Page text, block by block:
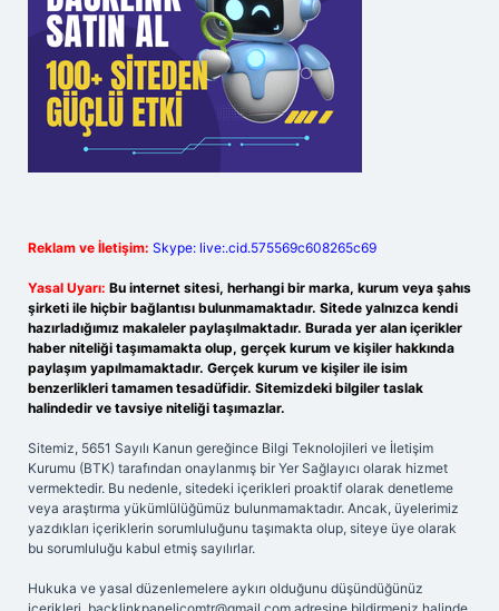
Reklam ve İletişim: Skype: live:.cid.575569c608265c69
Yasal Uyarı: Bu internet sitesi, herhangi bir marka, kurum veya şahıs
şirketi ile hiçbir bağlantısı bulunmamaktadır. Sitede yalnızca kendi
hazırladığımız makaleler paylaşılmaktadır. Burada yer alan içerikler
haber niteliği taşımamakta olup, gerçek kurum ve kişiler hakkında
paylaşım yapılmamaktadır. Gerçek kurum ve kişiler ile isim
benzerlikleri tamamen tesadüfidir. Sitemizdeki bilgiler taslak
halindedir ve tavsiye niteliği taşımazlar.
Sitemiz, 5651 Sayılı Kanun gereğince Bilgi Teknolojileri ve İletişim
Kurumu (BTK) tarafından onaylanmış bir Yer Sağlayıcı olarak hizmet
vermektedir. Bu nedenle, sitedeki içerikleri proaktif olarak denetleme
veya araştırma yükümlülüğümüz bulunmamaktadır. Ancak, üyelerimiz
yazdıkları içeriklerin sorumluluğunu taşımakta olup, siteye üye olarak
bu sorumluluğu kabul etmiş sayılırlar.
Hukuka ve yasal düzenlemelere aykırı olduğunu düşündüğünüz